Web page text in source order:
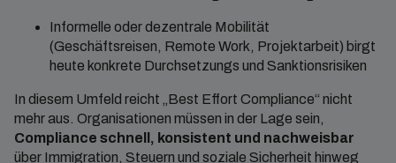
Informelle oder dezentrale Mobilität
(Geschäftsreisen, Remote Work, Projektarbeit) birgt
heute konkrete Durchsetzungs und Sanktionsrisiken
In diesem Umfeld reicht „Best Effort Compliance“ nicht
mehr aus. Organisationen müssen in der Lage sein,
Compliance schnell, konsistent und nachweisbar
über Immigration, Steuern und soziale Sicherheit hinweg